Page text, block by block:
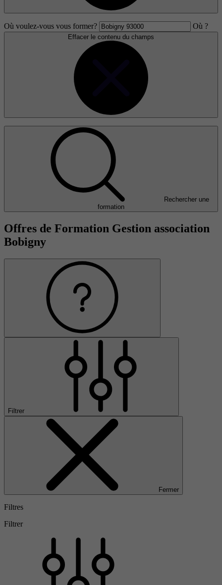
Où voulez-vous vous former? Où ?
Effacer le contenu du champs
Rechercher une
formation
Offres de Formation Gestion association
Bobigny
Filtrer
Fermer
Filtres
Filtrer